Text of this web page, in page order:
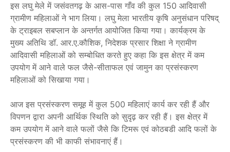
इस लघु मेले में जसंवतगढ़ के आस-पास गाँव की कुल 150 आदिवासी
ग्रामीण महिलाओं ने भाग लिया। लघु मेला भारतीय कृषि अनुसंधान परिषद्
के ट्राइबल सबप्लान के अन्तर्गत आयोजित किया गया। कार्यक्रम के
मुख्य अतिथि डॉ. आर.ए.कौशिक, निदेशक प्रसार शिक्षा ने ग्रामीण
आदिवासी महिलाओं को सम्बोधित करते हुए कहा कि इस क्षेत्र में कम
उपयोग में आने वाले फल जैसे-सीताफल एवं जामुन का प्रसंस्करण
महिलाओं को सिखाया गया।
आज इस प्रसंस्करण समूह में कुल 500 महिलाएं कार्य कर रही हैं और
विपणन द्वारा अपनी आर्थिक स्थिति को सुदृढ़ कर रही हैं। इस क्षेत्र में
कम उपयोग में आने वाले फलों जैसे कि टिमरू एवं कोठबडी आदि फलों के
प्रसंस्करण की भी काफी संभावनाएं हैं।